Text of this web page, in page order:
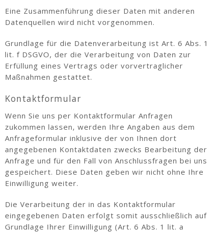
Eine Zusammenführung dieser Daten mit anderen
Datenquellen wird nicht vorgenommen.
Grundlage für die Datenverarbeitung ist Art. 6 Abs. 1
lit. f DSGVO, der die Verarbeitung von Daten zur
Erfüllung eines Vertrags oder vorvertraglicher
Maßnahmen gestattet.
Kontaktformular
Wenn Sie uns per Kontaktformular Anfragen
zukommen lassen, werden Ihre Angaben aus dem
Anfrageformular inklusive der von Ihnen dort
angegebenen Kontaktdaten zwecks Bearbeitung der
Anfrage und für den Fall von Anschlussfragen bei uns
gespeichert. Diese Daten geben wir nicht ohne Ihre
Einwilligung weiter.
Die Verarbeitung der in das Kontaktformular
eingegebenen Daten erfolgt somit ausschließlich auf
Grundlage Ihrer Einwilligung (Art. 6 Abs. 1 lit. a